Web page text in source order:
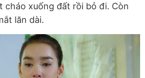
cháo xuống đất rồi bỏ đi. Còn
lăn dài.